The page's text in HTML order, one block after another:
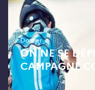
Dossier
ON NE SE
CAMPAGNE